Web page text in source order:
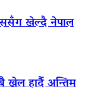
खेल्दै नेपाल
खेल हार्दै अन्तिम